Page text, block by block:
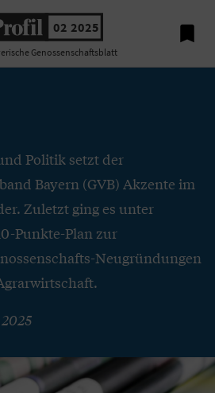
02 2025
Genossenschaftsblatt

Politik setzt der
Bayern (GVB) Akzente im
Zuletzt ging es unter
Punkte-Plan zur
Neugründungen